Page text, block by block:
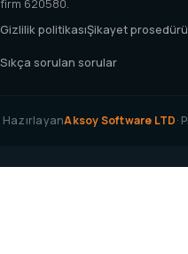
firm 620580.
Gizlilik politikasıŞikayet prosedürü
Sıkça sorulan sorular
HazırlayanAksoy Software LTD·